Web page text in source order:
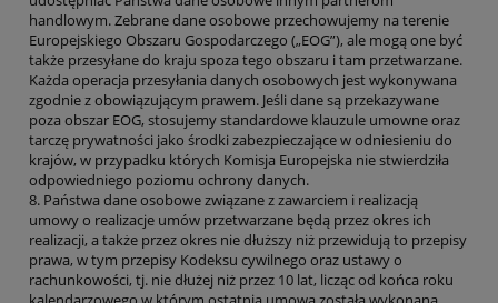
handlowym. Zebrane dane osobowe przechowujemy na terenie
Europejskiego Obszaru Gospodarczego („EOG”), ale mogą one być
także przesyłane do kraju spoza tego obszaru i tam przetwarzane.
Każda operacja przesyłania danych osobowych jest wykonywana
zgodnie z obowiązującym prawem. Jeśli dane są przekazywane
poza obszar EOG, stosujemy standardowe klauzule umowne oraz
tarczę prywatności jako środki zabezpieczające w odniesieniu do
krajów, w przypadku których Komisja Europejska nie stwierdziła
odpowiedniego poziomu ochrony danych.
8. Państwa dane osobowe związane z zawarciem i realizacją
umowy o realizacje umów przetwarzane będą przez okres ich
realizacji, a także przez okres nie dłuższy niż przewidują to przepisy
prawa, w tym przepisy Kodeksu cywilnego oraz ustawy o
rachunkowości, tj. nie dłużej niż przez 10 lat, licząc od końca roku